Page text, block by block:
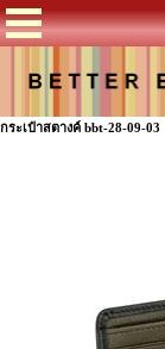
กระเป๋าสตางค์ bbt-28-09-03